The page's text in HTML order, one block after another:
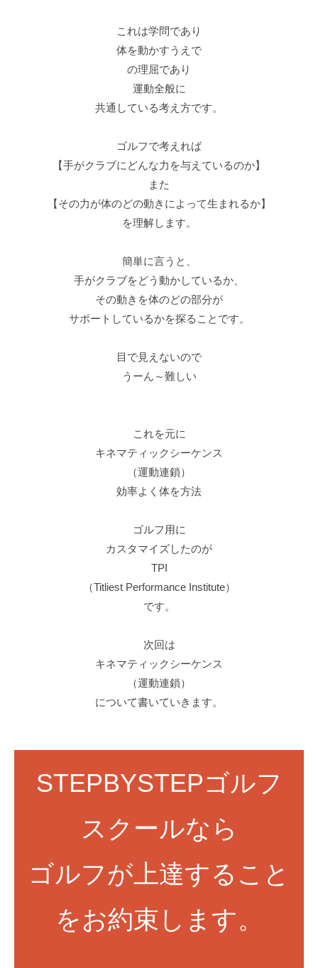
これは学問であり
体を動かすうえで
の理屈であり
運動全般に
共通している考え方です。
ゴルフで考えれば
【手がクラブにどんな力を与えているのか】
また
【その力が体のどの動きによって生まれるか】
を理解します。
簡単に言うと、
手がクラブをどう動かしているか、
その動きを体のどの部分が
サポートしているかを探ることです。
目で見えないので
うーん～難しい
これを元に
キネマティックシーケンス
（運動連鎖）
効率よく体を方法
ゴルフ用に
カスタマイズしたのが
TPI
（Titliest Performance Institute）
です。
次回は
キネマティックシーケンス
（運動連鎖）
について書いていきます。
STEPBYSTEPゴルフ
スクールなら
ゴルフが上達すること
をお約束します。